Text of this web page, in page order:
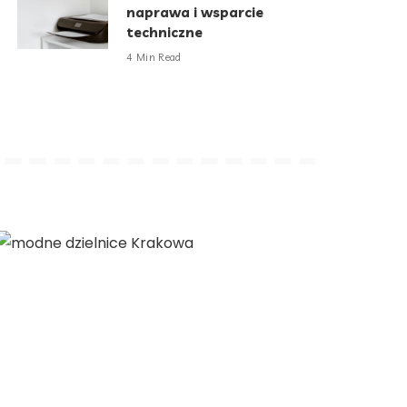
naprawa i wsparcie
techniczne
4 Min Read